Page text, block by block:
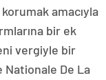
amacıyla
bir ek
vergiyle bir
Nationale De La